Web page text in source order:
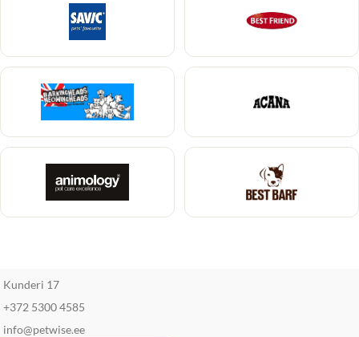
Kunderi 17
+372 5300 4585
info@petwise.ee